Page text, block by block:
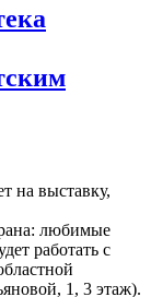
любимые
работать с
1, 3 этаж).